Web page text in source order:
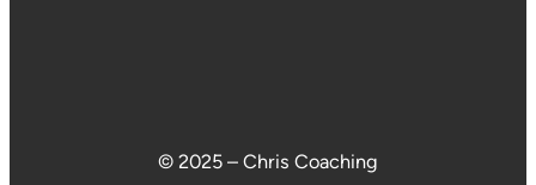
© 2025 – Chris Coaching